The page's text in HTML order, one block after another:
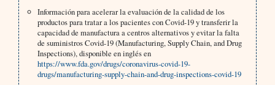
Información para acelerar la evaluación de la calidad de los
productos para tratar a los pacientes con Covid-19 y transferir la
capacidad de manufactura a centros alternativos y evitar la falta
de suministros Covid-19 (Manufacturing, Supply Chain, and Drug
Inspections), disponible en inglés en
https://www.fda.gov/drugs/coronavirus-covid-19-
drugs/manufacturing-supply-chain-and-drug-inspections-covid-19